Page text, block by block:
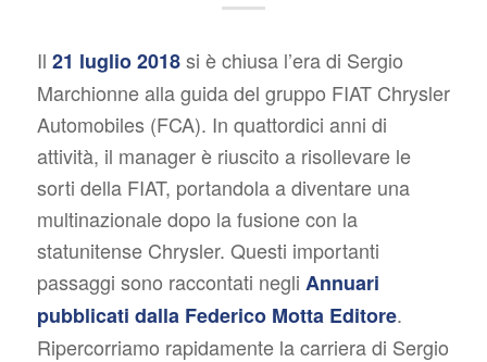
Il 21 luglio 2018si è chiusa l’era di Sergio
Marchionne alla guida del gruppo FIAT Chrysler
Automobiles (FCA). In quattordici anni di
attività, il manager è riuscito a risollevare le
sorti della FIAT, portandola a diventare una
multinazionale dopo la fusione con la
statunitense Chrysler. Questi importanti
passaggi sono raccontati negli Annuari
pubblicati dalla Federico Motta Editore.
Ripercorriamo rapidamente la carriera di Sergio